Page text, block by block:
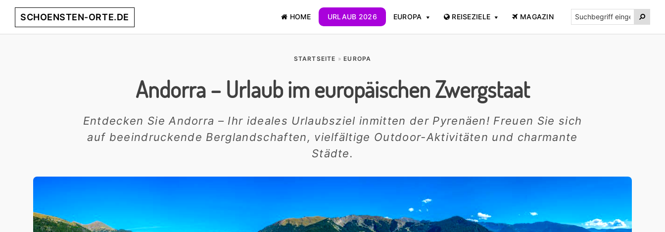
Skip
Skip
Skip
SCHOENSTEN-ORTE.DE HOME URLAUB 2026 EUROPA REISEZIELE MAGAZIN
Suchbegriff
eingeben...

STARTSEITE »EUROPA
Andorra – Urlaub im europäischen Zwergstaat
Entdecken Sie Andorra – Ihr ideales Urlaubsziel inmitten der Pyrenäen! Freuen Sie sich
auf beeindruckende Berglandschaften, vielfältige Outdoor-Aktivitäten und charmante
Städte.